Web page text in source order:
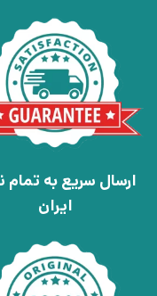
ارسال سریع به تمام
ایران